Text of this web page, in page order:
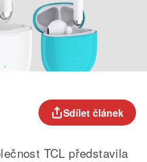
Sdílet článek
TCL představila